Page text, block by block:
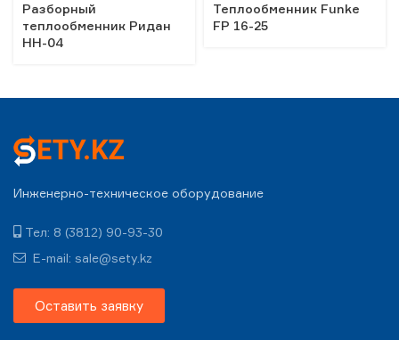
Разборный
теплообменник Ридан
НН-04
Теплообменник Funke
FP 16-25
Инженерно-техническое оборудование
Тел: 8 (3812) 90-93-30
E-mail: sale@sety.kz
Оставить заявку